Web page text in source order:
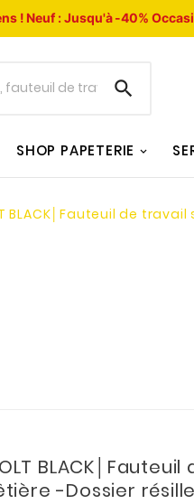
!Neuf : Jusqu'à -40%

SHOP PAPETERIE
BLACK│Fauteuil de
-Dossier résille